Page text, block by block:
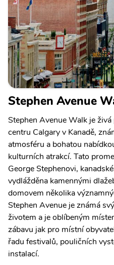
Stephen Avenue
Stephen Avenue Walk je
centru Calgary v Kanadě,
atmosféru a bohatou
kulturních atrakcí. Tato
George Stephenovi,
vydlážděna kamennými
domovem několika
Stephen Avenue je známá
životem a je oblíbeným
zábavu jak pro místní
řadu festivalů, pouličních
instalací.